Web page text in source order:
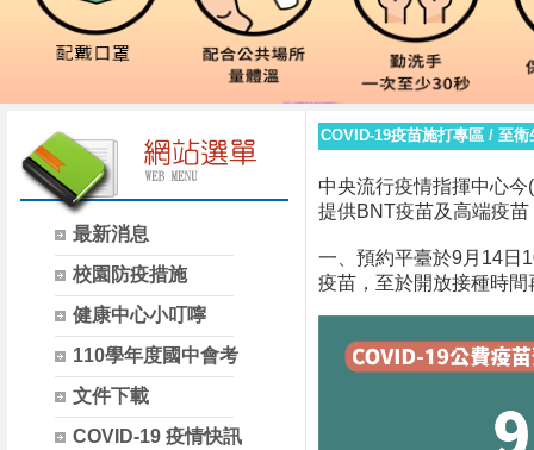
最新消息
校園防疫措施
健康中心小叮嚀
110學年度國中會考
文件下載
COVID-19 疫情快訊
COVID-19疫苗施打專區 / 至衛
中央流行疫情指揮中心
提供BNT疫苗及高端疫
一、預約平臺於9月14日
疫苗，至於開放接種時